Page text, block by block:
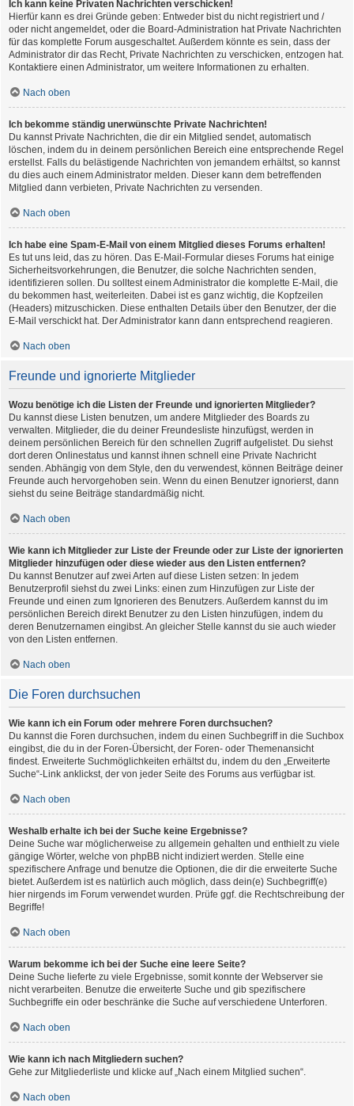
Ich kann keine Privaten Nachrichten verschicken!
Hierfür kann es drei Gründe geben: Entweder bist du nicht registriert und /
oder nicht angemeldet, oder die Board-Administration hat Private Nachrichten
für das komplette Forum ausgeschaltet. Außerdem könnte es sein, dass der
Administrator dir das Recht, Private Nachrichten zu verschicken, entzogen hat.
Kontaktiere einen Administrator, um weitere Informationen zu erhalten.
Nach oben
Ich bekomme ständig unerwünschte Private Nachrichten!
Du kannst Private Nachrichten, die dir ein Mitglied sendet, automatisch
löschen, indem du in deinem persönlichen Bereich eine entsprechende Regel
erstellst. Falls du belästigende Nachrichten von jemandem erhältst, so kannst
du dies auch einem Administrator melden. Dieser kann dem betreffenden
Mitglied dann verbieten, Private Nachrichten zu versenden.
Nach oben
Ich habe eine Spam-E-Mail von einem Mitglied dieses Forums erhalten!
Es tut uns leid, das zu hören. Das E-Mail-Formular dieses Forums hat einige
Sicherheitsvorkehrungen, die Benutzer, die solche Nachrichten senden,
identifizieren sollen. Du solltest einem Administrator die komplette E-Mail, die
du bekommen hast, weiterleiten. Dabei ist es ganz wichtig, die Kopfzeilen
(Headers) mitzuschicken. Diese enthalten Details über den Benutzer, der die
E-Mail verschickt hat. Der Administrator kann dann entsprechend reagieren.
Nach oben
Freunde und ignorierte Mitglieder
Wozu benötige ich die Listen der Freunde und ignorierten Mitglieder?
Du kannst diese Listen benutzen, um andere Mitglieder des Boards zu
verwalten. Mitglieder, die du deiner Freundesliste hinzufügst, werden in
deinem persönlichen Bereich für den schnellen Zugriff aufgelistet. Du siehst
dort deren Onlinestatus und kannst ihnen schnell eine Private Nachricht
senden. Abhängig von dem Style, den du verwendest, können Beiträge deiner
Freunde auch hervorgehoben sein. Wenn du einen Benutzer ignorierst, dann
siehst du seine Beiträge standardmäßig nicht.
Nach oben
Wie kann ich Mitglieder zur Liste der Freunde oder zur Liste der ignorierten
Mitglieder hinzufügen oder diese wieder aus den Listen entfernen?
Du kannst Benutzer auf zwei Arten auf diese Listen setzen: In jedem
Benutzerprofil siehst du zwei Links: einen zum Hinzufügen zur Liste der
Freunde und einen zum Ignorieren des Benutzers. Außerdem kannst du im
persönlichen Bereich direkt Benutzer zu den Listen hinzufügen, indem du
deren Benutzernamen eingibst. An gleicher Stelle kannst du sie auch wieder
von den Listen entfernen.
Nach oben
Die Foren durchsuchen
Wie kann ich ein Forum oder mehrere Foren durchsuchen?
Du kannst die Foren durchsuchen, indem du einen Suchbegriff in die Suchbox
eingibst, die du in der Foren-Übersicht, der Foren- oder Themenansicht
findest. Erweiterte Suchmöglichkeiten erhältst du, indem du den „Erweiterte
Suche“-Link anklickst, der von jeder Seite des Forums aus verfügbar ist.
Nach oben
Weshalb erhalte ich bei der Suche keine Ergebnisse?
Deine Suche war möglicherweise zu allgemein gehalten und enthielt zu viele
gängige Wörter, welche von phpBB nicht indiziert werden. Stelle eine
spezifischere Anfrage und benutze die Optionen, die dir die erweiterte Suche
bietet. Außerdem ist es natürlich auch möglich, dass dein(e) Suchbegriff(e)
hier nirgends im Forum verwendet wurden. Prüfe ggf. die Rechtschreibung der
Begriffe!
Nach oben
Warum bekomme ich bei der Suche eine leere Seite?
Deine Suche lieferte zu viele Ergebnisse, somit konnte der Webserver sie
nicht verarbeiten. Benutze die erweiterte Suche und gib spezifischere
Suchbegriffe ein oder beschränke die Suche auf verschiedene Unterforen.
Nach oben
Wie kann ich nach Mitgliedern suchen?
Gehe zur Mitgliederliste und klicke auf „Nach einem Mitglied suchen“.
Nach oben